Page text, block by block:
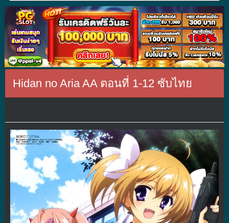
Hidan no Aria AA ตอนที่ 1-12 ซับไทย